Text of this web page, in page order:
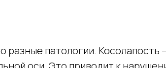
разные патологии. Косолапость